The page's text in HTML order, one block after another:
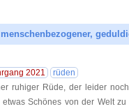
2021
rüden
ruhiger Rüde, der leider
Schönes von der Welt